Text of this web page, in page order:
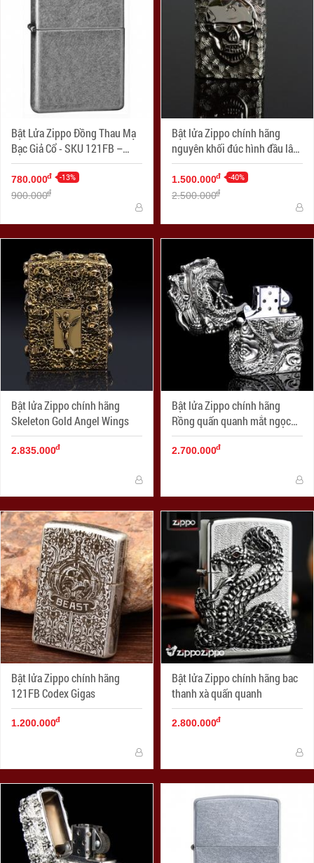
Bật Lửa Zippo Đồng Thau Mạ
Bạc Giả Cổ - SKU 121FB –
Zippo Antique Silver Plate
780.000đ -13%
900.000đ
Bật lửa Zippo chính hãng
nguyên khối đúc hình đầu lâu
mặt kia xương tréo
1.500.000đ -40%
2.500.000đ
Bật lửa Zippo chính hãng
Skeleton Gold Angel Wings
2.835.000đ
Bật lửa Zippo chính hãng
Rồng quấn quanh mắt ngọc
tím tinh xảo
2.700.000đ
Bật lửa Zippo chính hãng
121FB Codex Gigas
1.200.000đ
Bật lửa Zippo chính hãng bac
thanh xà quấn quanh
2.800.000đ